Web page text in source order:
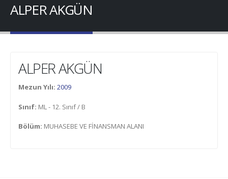
ALPER AKGÜN
ALPER AKGÜN
Mezun Yılı: 2009
Sınıf: ML - 12. Sınıf / B
Bölüm: MUHASEBE VE FİNANSMAN ALANI